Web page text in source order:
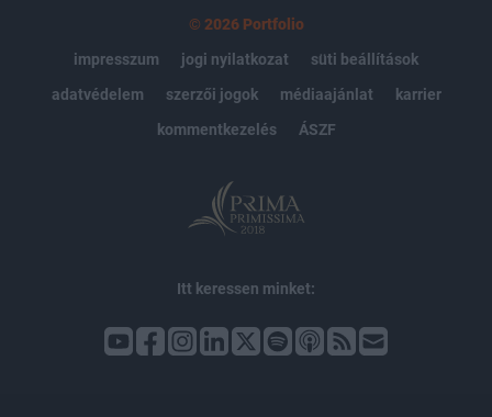
© 2026 Portfolio
impresszum
jogi nyilatkozat
süti beállítások
adatvédelem
szerzői jogok médiaajánlat
karrier
kommentkezelés
ÁSZF
Itt keressen minket: